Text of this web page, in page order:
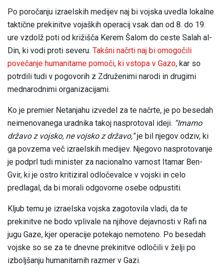
Po poročanju izraelskih medijev naj bi vojska uvedla lokalne
taktične prekinitve vojaških operacij vsak dan od 8. do 19.
ure vzdolž poti od križišča Kerem Šalom do ceste Salah al-
Din, ki vodi proti severu. Takšni načrti naj bi omogočili
povečanje humanitarne pomoči, ki vstopa v Gazo, kar so
potrdili tudi v pogovorih z Združenimi narodi in drugimi
mednarodnimi organizacijami.
Ko je premier Netanjahu izvedel za te načrte, je po besedah
neimenovanega uradnika takoj nasprotoval ideji. “Imamo
državo z vojsko, ne vojsko z državo,”je bil njegov odziv, ki
ga povzema več izraelskih medijev. Njegovo nasprotovanje
je podprl tudi minister za nacionalno varnost Itamar Ben-
Gvir, ki je ostro kritiziral odločevalce v vojski in celo
predlagal, da bi morali odgovorne osebe odpustiti.
Kljub temu je izraelska vojska zagotovila vladi, da te
prekinitve ne bodo vplivale na njihove dejavnosti v Rafi na
jugu Gaze, kjer operacije potekajo nemoteno. Po besedah
vojske so se za te dnevne prekinitve odločili v želji po
izboljšanju humanitarnih razmer v Gazi.